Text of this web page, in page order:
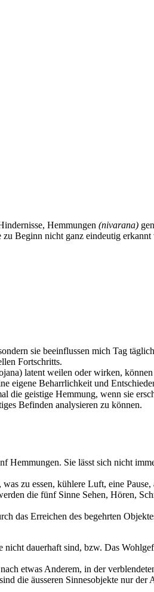
Hemmungen (nivarana)
Beginn nicht ganz eindeutig
sie beeinflussen mich Tag
Fortschritts.
latent weilen oder wirken,
eigene Beharrlichkeit und
die geistige Hemmung, wenn sie
Befinden analysieren zu können.
Sie lässt sich nicht
zu essen, kühlere Luft, eine
die fünf Sinne Sehen, Hören,
das Erreichen des begehrten
dauerhaft sind, bzw. Das
etwas Anderem, in der
die äusseren Sinnesobjekte nur